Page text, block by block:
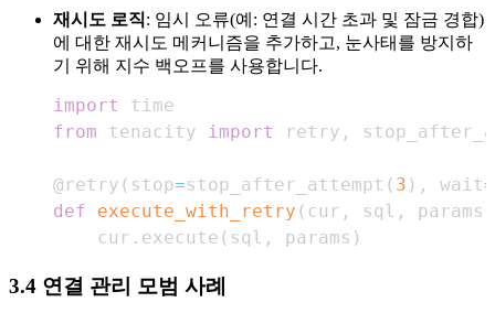
재시도 로직: 임시 오류(예: 연결 시간 초과 및 잠금 경합)
에 대한 재시도 메커니즘을 추가하고, 눈사태를 방지하
기 위해 지수 백오프를 사용합니다.
import
from tenacity import retry ,
@retry ( stop=stop_after_attempt ( 3 ) , wait=
def
execute_with_retry ( cur , sql , params
    cur
. execute ( sql , params )
3.4 연결 관리 모범 사례